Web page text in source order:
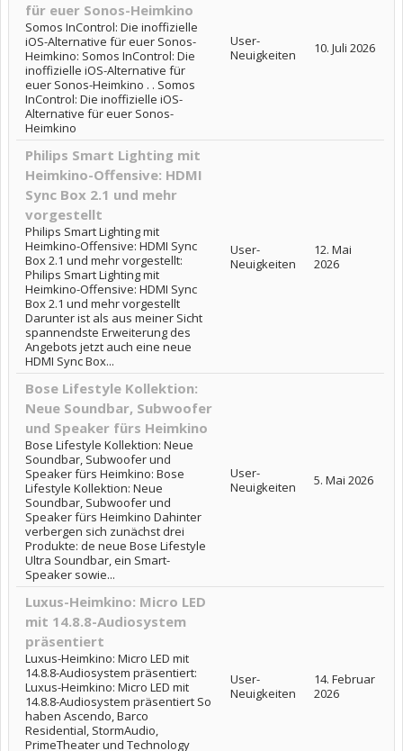
für euer Sonos-Heimkino
Somos InControl: Die inoffizielle
iOS-Alternative für euer Sonos-
Heimkino: Somos InControl: Die
inoffizielle iOS-Alternative für
euer Sonos-Heimkino . . Somos
InControl: Die inoffizielle iOS-
Alternative für euer Sonos-
Heimkino
User-
Neuigkeiten
10. Juli 2026
Philips Smart Lighting mit
Heimkino-Offensive: HDMI
Sync Box 2.1 und mehr
vorgestellt
Philips Smart Lighting mit
Heimkino-Offensive: HDMI Sync
Box 2.1 und mehr vorgestellt:
Philips Smart Lighting mit
Heimkino-Offensive: HDMI Sync
Box 2.1 und mehr vorgestellt
Darunter ist als aus meiner Sicht
spannendste Erweiterung des
Angebots jetzt auch eine neue
HDMI Sync Box...
User-
Neuigkeiten
12. Mai
2026
Bose Lifestyle Kollektion:
Neue Soundbar, Subwoofer
und Speaker fürs Heimkino
Bose Lifestyle Kollektion: Neue
Soundbar, Subwoofer und
Speaker fürs Heimkino: Bose
Lifestyle Kollektion: Neue
Soundbar, Subwoofer und
Speaker fürs Heimkino Dahinter
verbergen sich zunächst drei
Produkte: de neue Bose Lifestyle
Ultra Soundbar, ein Smart-
Speaker sowie...
User-
Neuigkeiten
5. Mai 2026
Luxus-Heimkino: Micro LED
mit 14.8.8-Audiosystem
präsentiert
Luxus-Heimkino: Micro LED mit
14.8.8-Audiosystem präsentiert:
Luxus-Heimkino: Micro LED mit
14.8.8-Audiosystem präsentiert So
haben Ascendo, Barco
Residential, StormAudio,
PrimeTheater und Technology
User-
Neuigkeiten
14. Februar
2026